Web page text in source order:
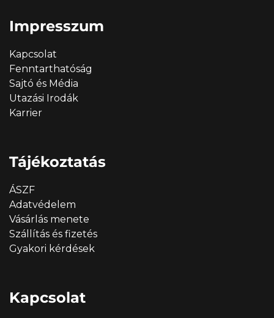
Impresszum
Kapcsolat
Fenntarthatóság
Sajtó és Média
Utazási Irodák
Karrier
Tájékoztatás
ÁSZF
Adatvédelem
Vásárlás menete
Szállítás és fizetés
Gyakori kérdések
Kapcsolat